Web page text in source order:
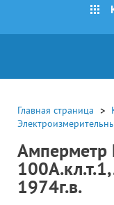
Главная страница
1974г.в.